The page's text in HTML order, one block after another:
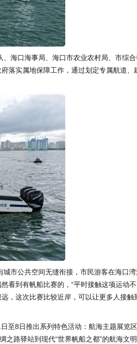
海口海事局、海口市农业农村局、市综
落实属地保障工作，通过划定专属航道、
市公共空间无缝衔接，市民游客在海口
看到有帆船比赛的，“平时接触这项运动不
，这次比赛比较近岸，可以让更多人接触
至8日推出系列特色活动：航海主题展览区
之路驿站到现代“世界帆船之都”的航海文